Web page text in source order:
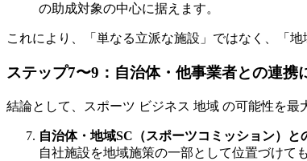
の助成対象の中心に据えます。
これにより、「単なる立派な施設」ではなく、「
ステップ7〜9：自治体・他事業者との連携
結論として、スポーツ ビジネス 地域 の可能性を最
自治体・地域SC（スポーツコミッション）と
自社施設を地域施策の一部として位置づけて